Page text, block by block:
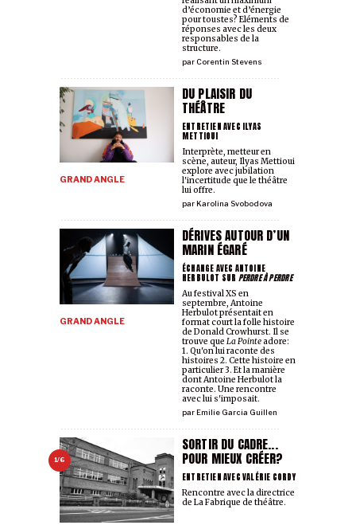
par Corentin Stevens
d’économie et d’énergie
pour toustes? Eléments de
réponses avec les deux
responsables de la
structure.
DU PLAISIR DU
THÉÂTRE
ENTRETIEN AVEC ILYAS
METTIOUI
GRAND ANGLE
parKarolina Svobodova
Interprète, metteur en
scène, auteur, Ilyas Mettioui
explore avec jubilation
l'incertitude que le théâtre
lui offre.
DÉRIVES AUTOUR D’UN
MARIN ÉGARÉ
ÉCHANGE AVEC ANTOINE
HERBULOT SUR PERDRE À PERDRE
GRAND ANGLE
parEmilie Garcia Guillen
Au festival XS en
septembre, Antoine
Herbulot présentait en
format court la folle histoire
de Donald Crowhurst. Il se
trouve que La Pointeadore:
1. Qu'on lui raconte des
histoires 2. Cette histoire en
particulier 3. Et la manière
dont Antoine Herbulot la
raconte. Une rencontre
avec lui s'imposait.
1/6
SORTIR DU CADRE...
POUR MIEUX CRÉER?
ENTRETIEN AVEC VALÉRIE CORDY
Rencontre avec la directrice
de La Fabrique de théâtre.